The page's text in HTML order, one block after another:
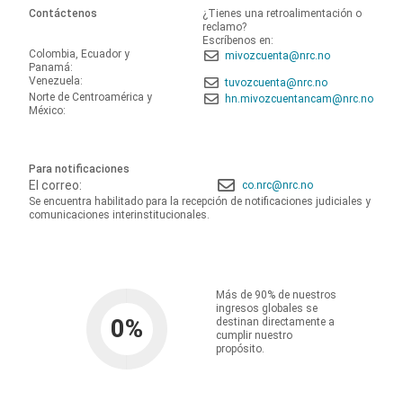
Contáctenos
¿Tienes una retroalimentación o
reclamo?
Escríbenos en:
Colombia, Ecuador y
Panamá:
mivozcuenta@nrc.no
Venezuela:
tuvozcuenta@nrc.no
Norte de Centroamérica y
México:
hn.mivozcuentancam@nrc.no
Para notificaciones
El correo:
co.nrc@nrc.no
Se encuentra habilitado para la recepción de notificaciones judiciales y
comunicaciones interinstitucionales.
0%
Más de 90% de nuestros
ingresos globales se
destinan directamente a
cumplir nuestro
propósito.